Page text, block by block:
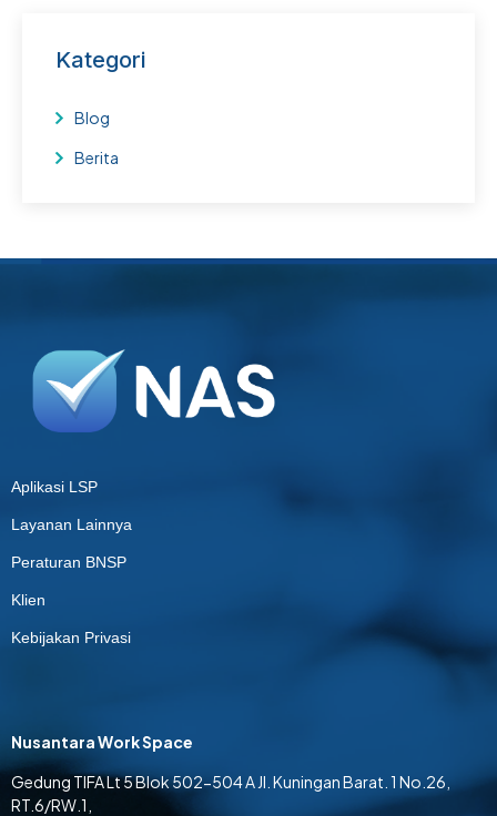
Kategori
Blog
Berita
Aplikasi LSP
Layanan Lainnya
Peraturan BNSP
Klien
Kebijakan Privasi
Nusantara Work Space
Gedung TIFA Lt 5 Blok 502-504 A Jl. Kuningan Barat. 1 No.26,
RT.6/RW.1,